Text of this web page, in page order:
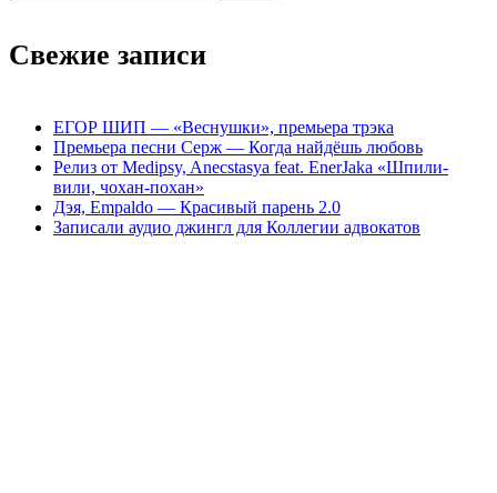
Свежие записи
ЕГОР ШИП — «Веснушки», премьера трэка
Премьера песни Серж — Когда найдёшь любовь
Релиз от Medipsy, Anecstasya feat. EnerJaka «Шпили-
вили, чохан-похан»
Дэя, Empaldo — Красивый парень 2.0
Записали аудио джингл для Коллегии адвокатов